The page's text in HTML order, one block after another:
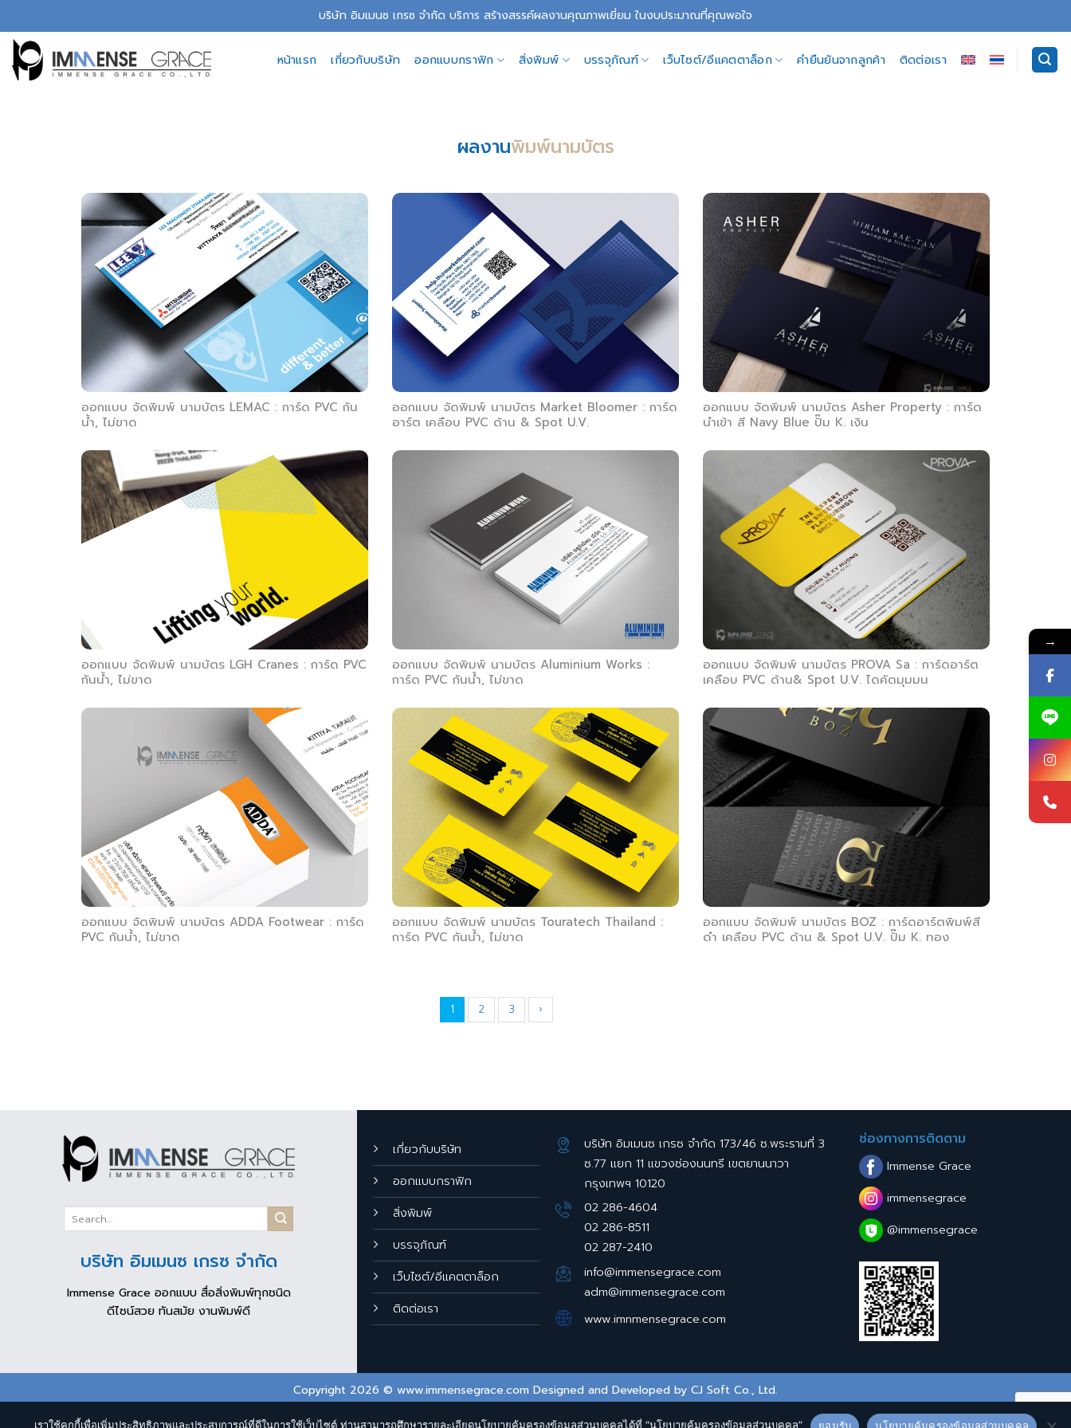
to
content
บริษัท อิมเมนซ เกรซ จำกัด บริการ สร้างสรรค์ผลงานคุณภาพเยี่ยม ในงบประมาณที่คุณพอใจ
หน้าแรก เกี่ยวกับบริษัท ออกแบบกราฟิก สิ่งพิมพ์ บรรจุภัณฑ์ เว็บไซต์/อีแคตตาล็อก คำยืนยันจากลูกค้า ติดต่อเรา
ผลงานพิมพ์นามบัตร
ออกแบบ จัดพิมพ์ นามบัตร LEMAC : การ์ด PVC กัน
น้ำ, ไม่ขาด
ออกแบบ จัดพิมพ์ นามบัตร Market Bloomer : การ์ด
อาร์ต เคลือบ PVC ด้าน & Spot U.V.
ออกแบบ จัดพิมพ์ นามบัตร Asher Property : การ์ด
นำเข้า สี Navy Blue ปั๊ม K. เงิน
ออกแบบ จัดพิมพ์ นามบัตร LGH Cranes : การ์ด PVC
กันน้ำ, ไม่ขาด
ออกแบบ จัดพิมพ์ นามบัตร Aluminium Works :
การ์ด PVC กันน้ำ, ไม่ขาด
ออกแบบ จัดพิมพ์ นามบัตร PROVA Sa : การ์ดอาร์ต
เคลือบ PVC ด้าน& Spot U.V. ไดคัตมุมมน
ออกแบบ จัดพิมพ์ นามบัตร ADDA Footwear : การ์ด
PVC กันน้ำ, ไม่ขาด
ออกแบบ จัดพิมพ์ นามบัตร Touratech Thailand :
การ์ด PVC กันน้ำ, ไม่ขาด
ออกแบบ จัดพิมพ์ นามบัตร BOZ : การ์ดอาร์ตพิมพ์สี
ดำ เคลือบ PVC ด้าน & Spot U.V. ปั๊ม K. ทอง
1 2 3 ›
บริษัท อิมเมนซ เกรซ จำกัด
Immense Grace ออกแบบ สื่อสิ่งพิมพ์ทุกชนิด
ดีไซน์สวย ทันสมัย งานพิมพ์ดี
เกี่ยวกับบริษัท
ออกแบบกราฟิก
สิ่งพิมพ์
บรรจุภัณฑ์
เว็บไซต์/อีแคตตาล็อก
ติดต่อเรา
บริษัท อิมเมนซ เกรซ จำกัด 173/46 ซ.พระรามที่ 3
ซ.77 แยก 11 แขวงช่องนนทรี เขตยานนาวา
กรุงเทพฯ 10120
02 286-4604
02 286-8511
02 287-2410
info@immensegrace.com
adm@immensegrace.com
www.imnmensegrace.com
ช่องทางการติดตาม
Immense Grace
immensegrace
@immensegrace
Copyright 2026 © www.immensegrace.com Designed and Developed by CJ Soft Co., Ltd.
→
เราใช้คุกกี้เพื่อเพิ่มประสิทธิภาพและประสบการณ์ที่ดีในการใช้เว็บไซต์ ท่านสามารถศึกษารายละเอียดนโยบายคุ้มครองข้อมูลส่วนบุคคลได้ที่ “นโยบายคุ้มครองข้อมูลส่วนบุคคล”